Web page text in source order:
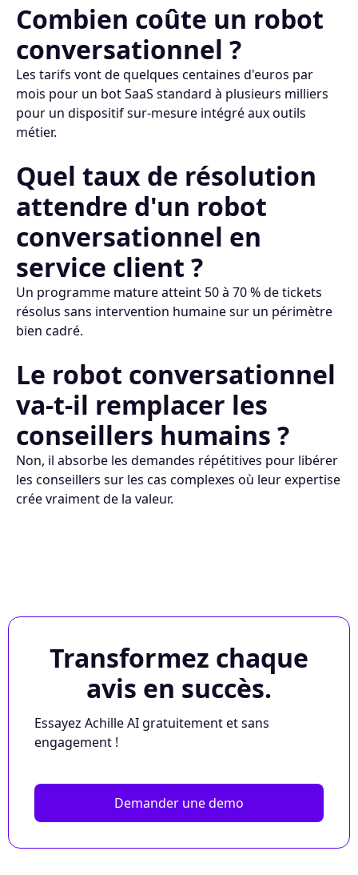
Combien coûte un robot
conversationnel ?
Les tarifs vont de quelques centaines d'euros par
mois pour un bot SaaS standard à plusieurs milliers
pour un dispositif sur-mesure intégré aux outils
métier.
Quel taux de résolution
attendre d'un robot
conversationnel en
service client ?
Un programme mature atteint 50 à 70 % de tickets
résolus sans intervention humaine sur un périmètre
bien cadré.
Le robot conversationnel
va-t-il remplacer les
conseillers humains ?
Non, il absorbe les demandes répétitives pour libérer
les conseillers sur les cas complexes où leur expertise
crée vraiment de la valeur.
Transformez chaque
avis en succès.
Essayez Achille AI gratuitement et sans
engagement !
Demander une demo